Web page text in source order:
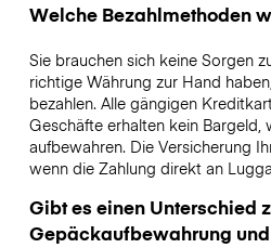
Welche Bezahlmethoden
Sie brauchen sich keine Sorgen
richtige Währung zur Hand
bezahlen. Alle gängigen
Geschäfte erhalten kein Bargeld,
aufbewahren. Die Versicherung
wenn die Zahlung direkt an
Gibt es einen Unterschied
Gepäckaufbewahrung